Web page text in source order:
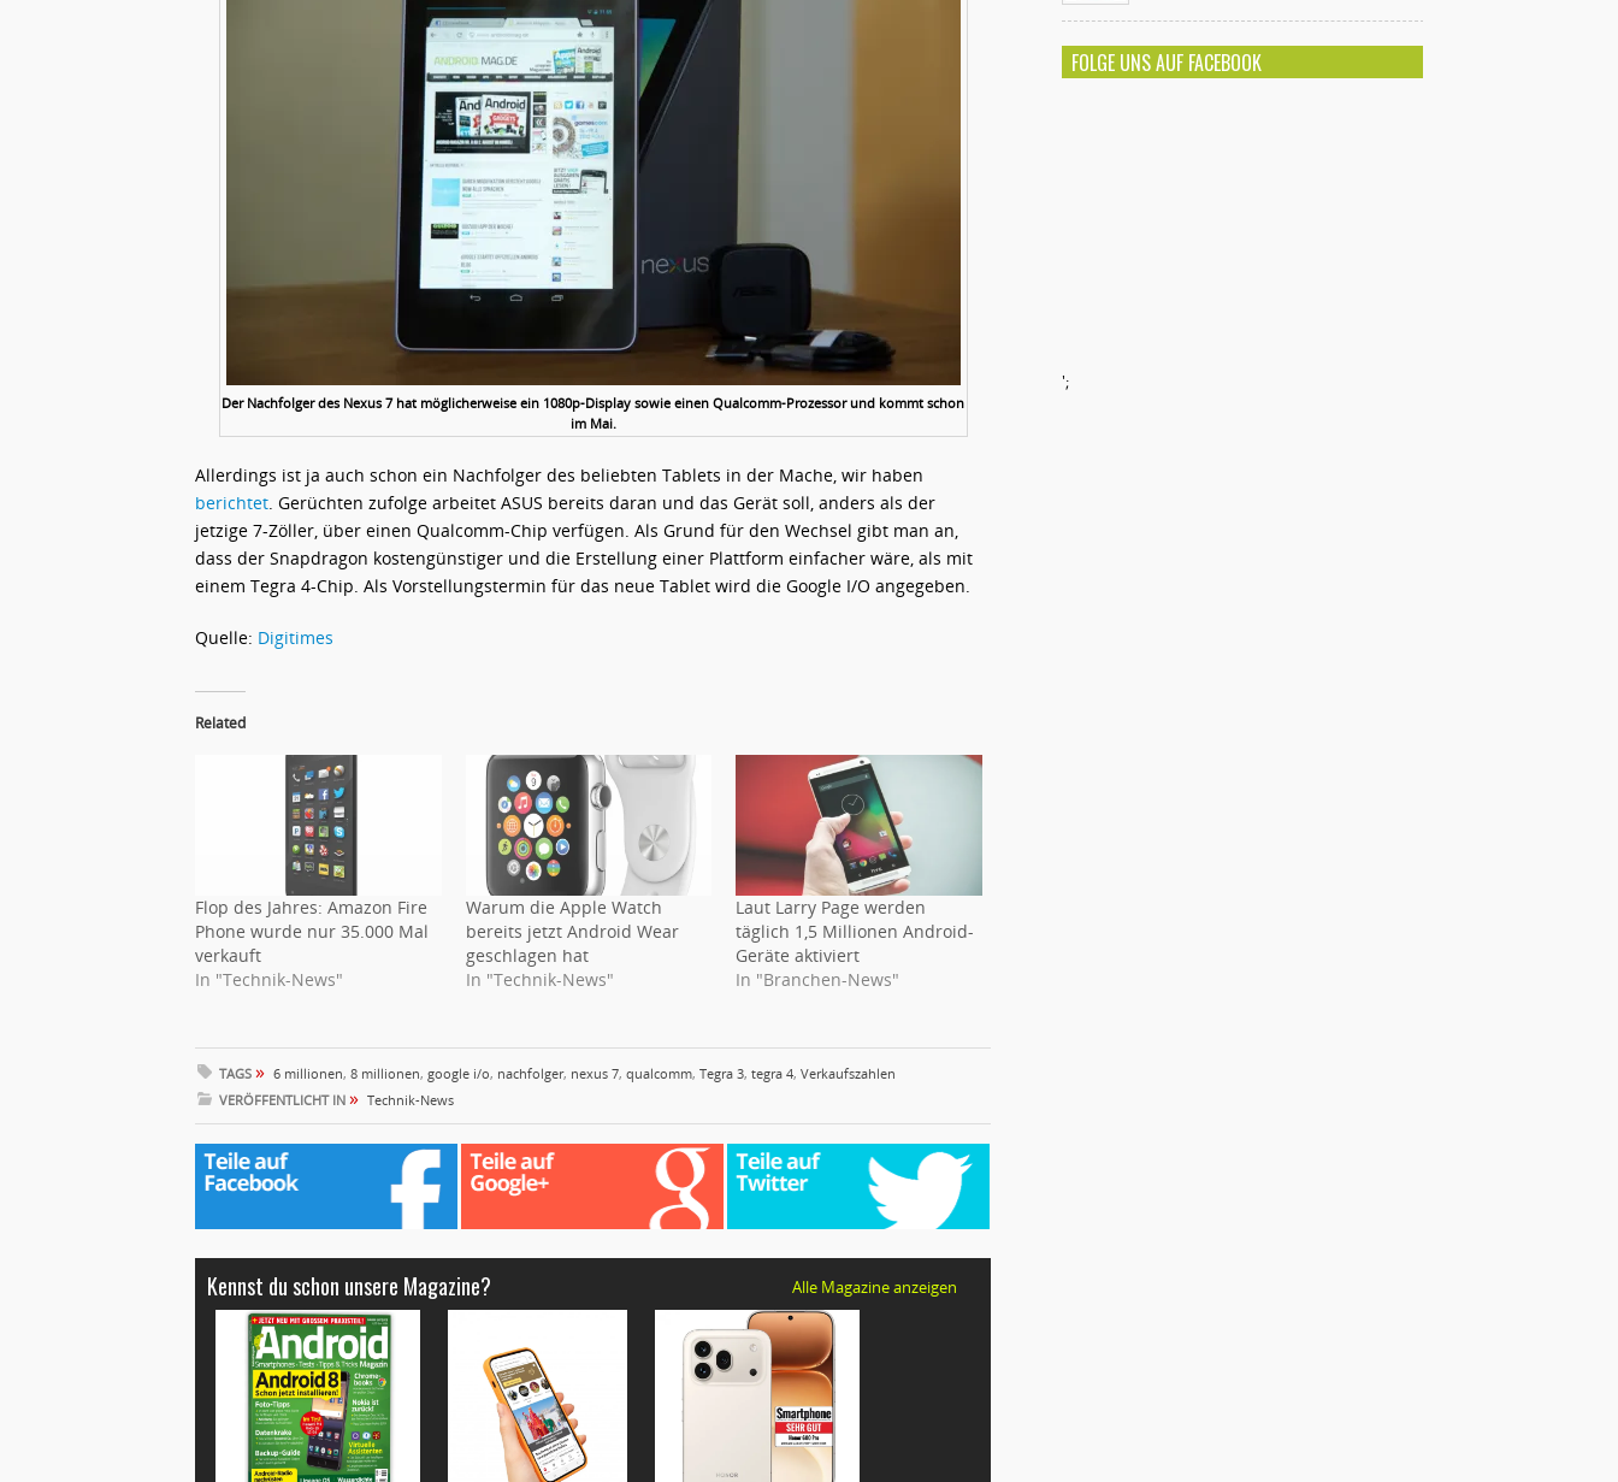
Der Nachfolger des Nexus 7 hat möglicherweise ein 1080p-Display sowie einen Qualcomm-Prozessor und kommt schon
im Mai.
Allerdings ist ja auch schon ein Nachfolger des beliebten Tablets in der Mache, wir haben
berichtet. Gerüchten zufolge arbeitet ASUS bereits daran und das Gerät soll, anders als der
jetzige 7-Zöller, über einen Qualcomm-Chip verfügen. Als Grund für den Wechsel gibt man an,
dass der Snapdragon kostengünstiger und die Erstellung einer Plattform einfacher wäre, als mit
einem Tegra 4-Chip. Als Vorstellungstermin für das neue Tablet wird die Google I/O angegeben.
Quelle: Digitimes
Related
Flop des Jahres: Amazon Fire
Phone wurde nur 35.000 Mal
verkauft
In "Technik-News"
Warum die Apple Watch
bereits jetzt Android Wear
geschlagen hat
In "Technik-News"
Laut Larry Page werden
täglich 1,5 Millionen Android-
Geräte aktiviert
In "Branchen-News"
TAGS » 6 millionen, 8 millionen, google i/o, nachfolger, nexus 7, qualcomm, Tegra 3, tegra 4, Verkaufszahlen
VERÖFFENTLICHT IN » Technik-News
Kennst du schon unsere Magazine? Alle Magazine anzeigen
FOLGE UNS AUF FACEBOOK
';